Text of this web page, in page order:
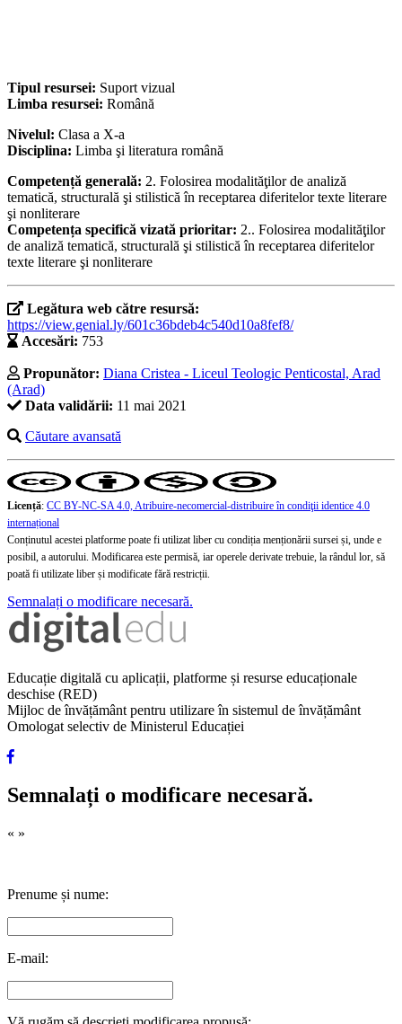
Tipul resursei: Suport vizual
Limba resursei: Română
Nivelul: Clasa a X-a
Disciplina: Limba şi literatura română
Competență generală: 2. Folosirea modalităţilor de analiză
tematică, structurală şi stilistică în receptarea diferitelor texte literare
şi nonliterare
Competența specifică vizată prioritar: 2.. Folosirea modalităţilor
de analiză tematică, structurală şi stilistică în receptarea diferitelor
texte literare şi nonliterare
Legătura web către resursă:
https://view.genial.ly/601c36bdeb4c540d10a8fef8/
Accesări: 753
Propunător: Diana Cristea - Liceul Teologic Penticostal, Arad
(Arad)
Data validării: 11 mai 2021
Căutare avansată
Licență: CC BY-NC-SA 4.0, Atribuire-necomercial-distribuire în condiţii identice 4.0
internațional
Conținutul acestei platforme poate fi utilizat liber cu condiția menționării sursei și, unde e
posibil, a autorului. Modificarea este permisă, iar operele derivate trebuie, la rândul lor, să
poată fi utilizate liber și modificate fără restricții.
Semnalați o modificare necesară.
Educație digitală cu aplicații, platforme și resurse educaționale
deschise (RED)
Mijloc de învățământ pentru utilizare în sistemul de învățământ
Omologat selectiv de Ministerul Educației
Semnalați o modificare necesară.
« »
Prenume și nume:
E-mail: